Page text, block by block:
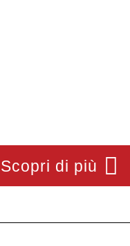
Scopri di più